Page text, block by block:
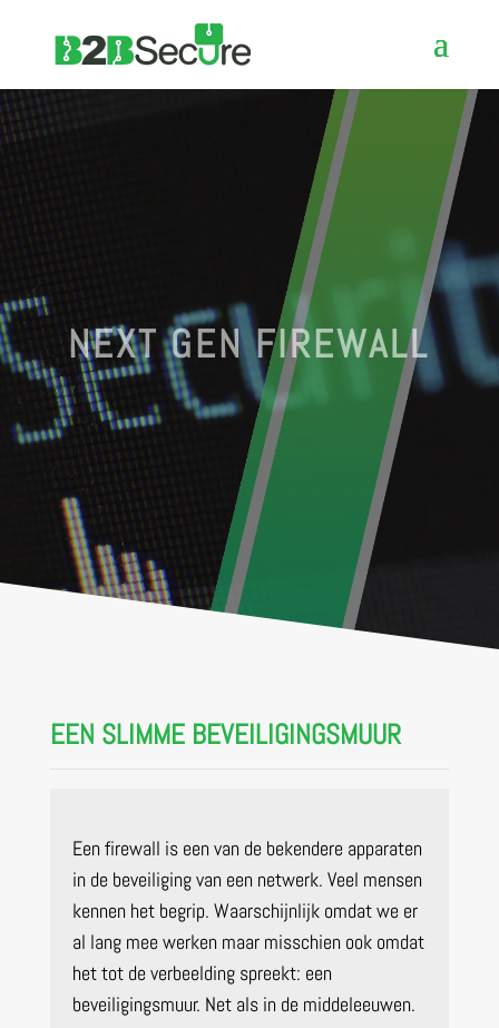
NEXT GEN FIREWALL
EEN SLIMME BEVEILIGINGSMUUR
Een firewall is een van de bekendere apparaten
in de beveiliging van een netwerk. Veel mensen
kennen het begrip. Waarschijnlijk omdat we er
al lang mee werken maar misschien ook omdat
het tot de verbeelding spreekt: een
beveiligingsmuur. Net als in de middeleeuwen.